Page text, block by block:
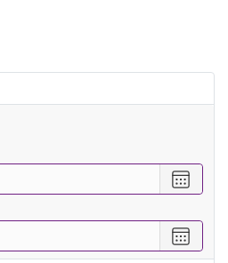
een
vanaf
een